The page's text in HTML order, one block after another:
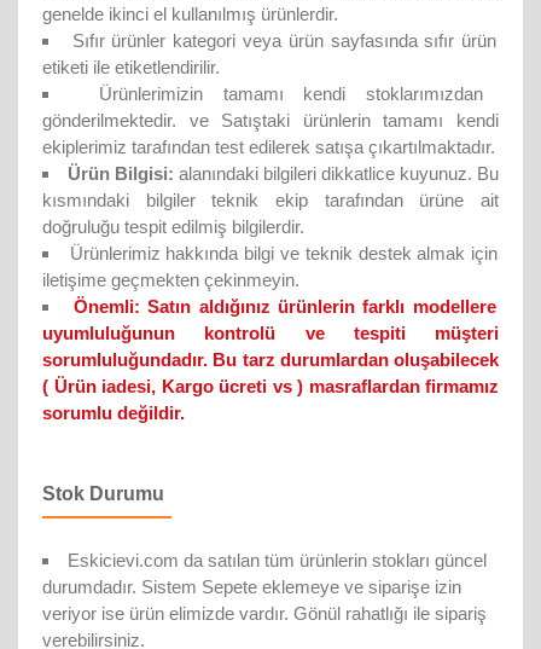
genelde ikinci el kullanılmış ürünlerdir.
Sıfır ürünler kategori veya ürün sayfasında sıfır ürün
etiketi ile etiketlendirilir.
Ürünlerimizin tamamı kendi stoklarımızdan
gönderilmektedir. ve Satıştaki ürünlerin tamamı kendi
ekiplerimiz tarafından test edilerek satışa çıkartılmaktadır.
Ürün Bilgisi: alanındaki bilgileri dikkatlice kuyunuz. Bu
kısmındaki bilgiler teknik ekip tarafından ürüne ait
doğruluğu tespit edilmiş bilgilerdir.
Ürünlerimiz hakkında bilgi ve teknik destek almak için
iletişime geçmekten çekinmeyin.
Önemli: Satın aldığınız ürünlerin farklı modellere
uyumluluğunun kontrolü ve tespiti müşteri
sorumluluğundadır. Bu tarz durumlardan oluşabilecek
( Ürün iadesi, Kargo ücreti vs ) masraflardan firmamız
sorumlu değildir.
Stok Durumu
Eskicievi.com da satılan tüm ürünlerin stokları güncel
durumdadır. Sistem Sepete eklemeye ve siparişe izin
veriyor ise ürün elimizde vardır. Gönül rahatlığı ile sipariş
verebilirsiniz.